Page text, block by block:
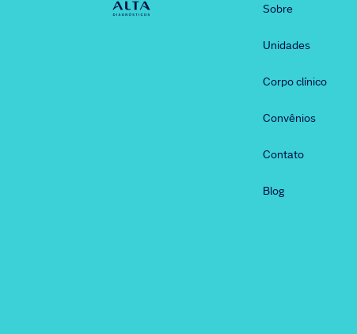
Sobre
Unidades
Corpo clínico
Convênios
Contato
Blog